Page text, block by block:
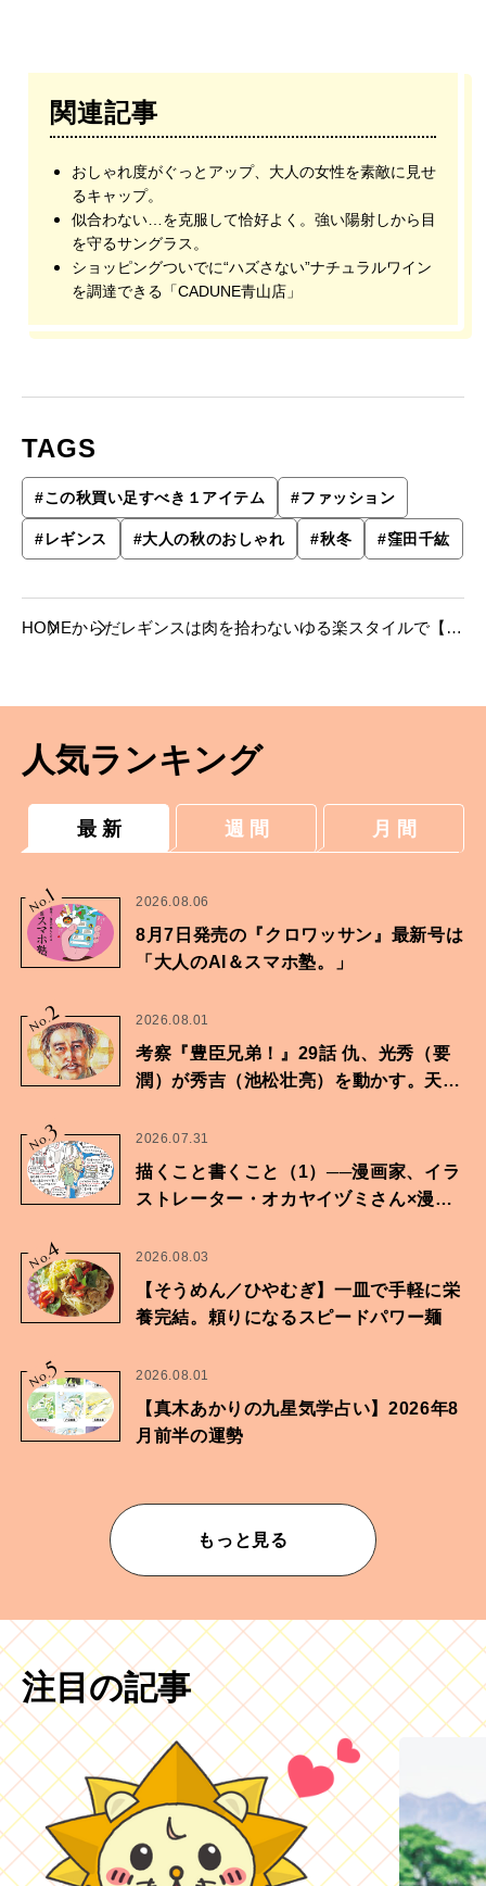
関連記事
おしゃれ度がぐっとアップ、大人の女性を素敵に見せ
るキャップ。
似合わない…を克服して恰好よく。強い陽射しから目
を守るサングラス。
ショッピングついでに“ハズさない”ナチュラルワイン
を調達できる「CADUNE⻘山店」
TAGS
#この秋買い足すべき１アイテム #ファッション
#レギンス #大人の秋のおしゃれ #秋冬 #窪田千紘
HOMEからだレギンスは肉を拾わないゆる楽スタイルで【こ
人気ランキング
最 新 週 間 月 間
No.
1 2026.08.06
8月7日発売の『クロワッサン』最新号は
「大人のAI＆スマホ塾。」
No.2 2026.08.01
考察『豊臣兄弟！』29話 仇、光秀（要
潤）が秀吉（池松壮亮）を動かす。天下
No.
3 2026.07.31
描くこと書くこと（1）──漫画家、イラ
ストレーター・オカヤイヅミさん×漫画
No.
4 2026.08.03
【そうめん／ひやむぎ】一皿で手軽に栄
養完結。頼りになるスピードパワー麺
No.
5 2026.08.01
【真木あかりの九星気学占い】2026年8
月前半の運勢
もっと見る
注目の記事